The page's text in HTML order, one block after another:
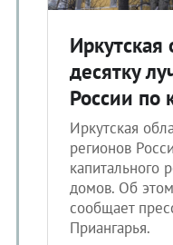
Иркутская
десятку
России по
Иркутская
регионов
капитального
домов. Об
сообщает
Приангарья.